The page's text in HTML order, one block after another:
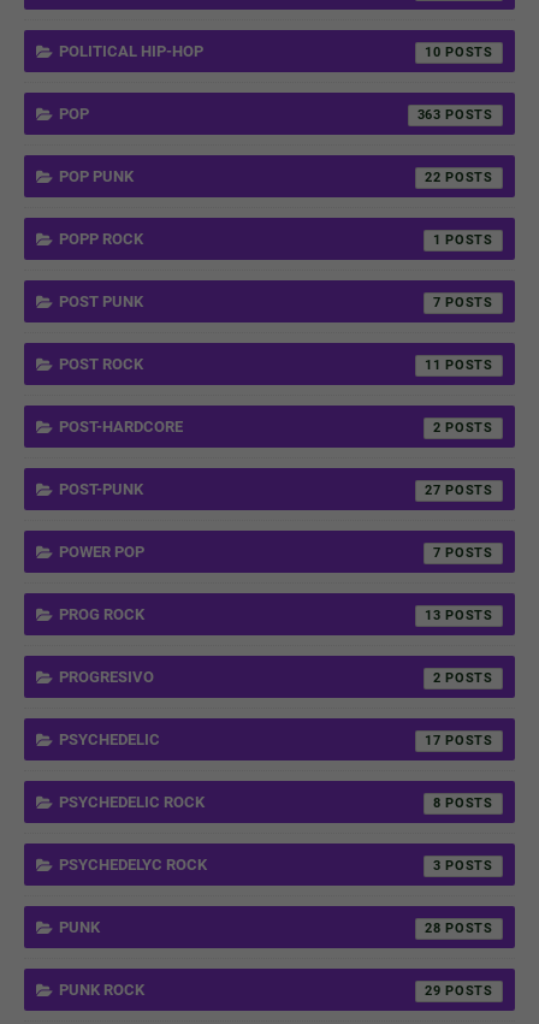
POLITICAL HIP-HOP 10
POP 363
POP PUNK 22
POPP ROCK 1
POST PUNK 7
POST ROCK 11
POST-HARDCORE 2
POST-PUNK 27
POWER POP 7
PROG ROCK 13
PROGRESIVO 2
PSYCHEDELIC 17
PSYCHEDELIC ROCK 8
PSYCHEDELYC ROCK 3
PUNK 28
PUNK ROCK 29